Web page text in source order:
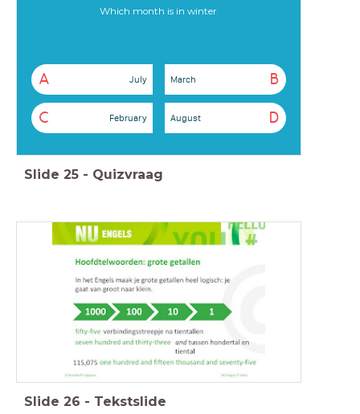
Which month is in winter
A July B
March
C February D
August
Slide 25 - Quizvraag
Slide 26 - Tekstslide